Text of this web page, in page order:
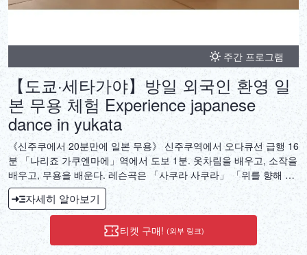
주간 프로그램
【도쿄·세타가야】방일 외국인 환영 일
본 무용 체험 Experience japanese
dance in yukata
《신주쿠에서 20분만에 일본 무용》 신주쿠역에서 오다큐선 급행 16
분 「나리죠 가쿠엔마에」역에서 도보 1분. 옷차림을 배우고, 소작을
배우고, 무용을 배운다. 레슨곡은 「사쿠라 사쿠라」 「위를 향해 걷
자」 「First Love」에서 선택하실 수 있습니다. 다른 참가자도 있는
경우는 「사쿠라 사쿠라」가 됩니다. 4명의 참가가 추천입니다. 5명
이상으로 동시 참가를 희망하시는 경우는 2레슨을 연속으로 예약해
주십시오. 교체하면서 레슨 하겠습니다. 참가하지 않는 분의 견학 스
페이스도 있습니다. 옷 그대로의 체험도 OK! 5세 이하 무료입니다.
자세히 알아보기
티켓 구매! (외부 링크)